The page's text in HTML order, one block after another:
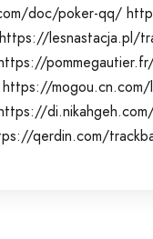
doc/poker-qq/
https://lesnastacja.pl/
https://
qerdin.com/